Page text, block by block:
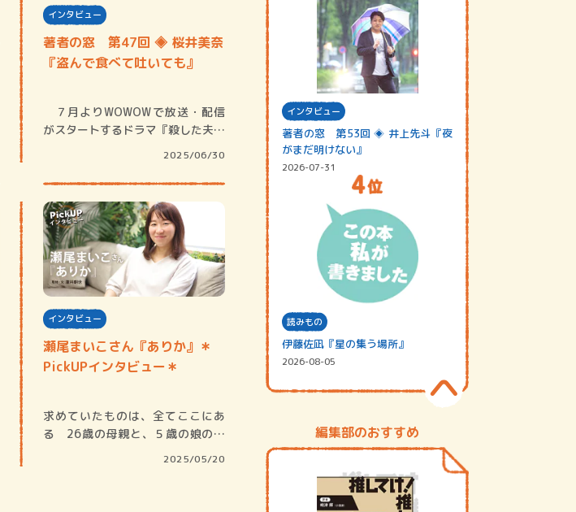
インタビュー
著者の窓 第47回 ◈ 桜井美奈
『盗んで食べて吐いても』
７月よりWOWOWで放送・配信
がスタートするドラマ『殺した夫が
2025/06/30
インタビュー
瀬尾まいこさん『ありか』＊
PickUPインタビュー＊
求めていたものは、全てここにあ
る 26歳の母親と、５歳の娘の二
2025/05/20
インタビュー
著者の窓 第53回 ◈ 井上先斗『夜
がまだ明けない』
2026-07-31
読みもの
伊藤佐凪『星の集う場所』
2026-08-05
編集部のおすすめ